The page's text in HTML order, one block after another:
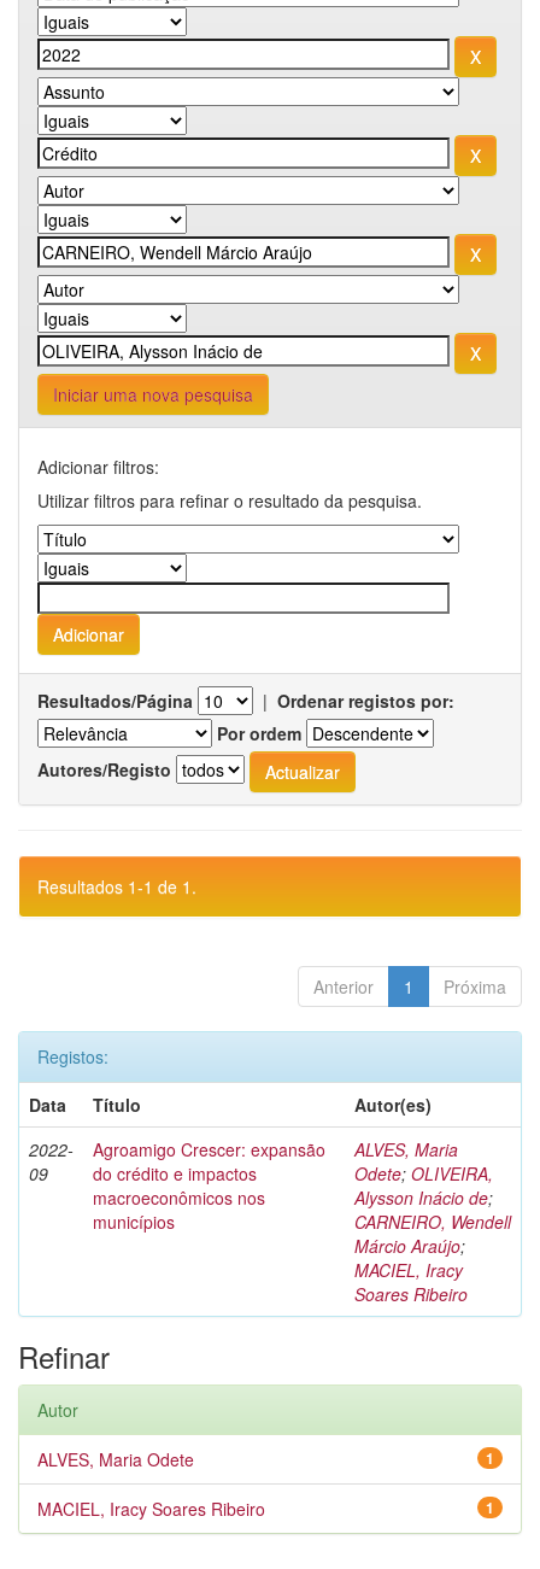
Iniciar uma nova pesquisa
Adicionar filtros:
Utilizar filtros para refinar o resultado da pesquisa.
Resultados/Página | Ordenar registos por:
Por ordem
Autores/Registo
Resultados 1-1 de 1.
Anterior 1 Próxima
Registos:
Data
Título
Autor(es)
2022-
09
Agroamigo Crescer: expansão
do crédito e impactos
macroeconômicos nos
municípios
ALVES, Maria
Odete; OLIVEIRA,
Alysson Inácio de;
CARNEIRO, Wendell
Márcio Araújo;
MACIEL, Iracy
Soares Ribeiro
Refinar
Autor
1
ALVES, Maria Odete
1
MACIEL, Iracy Soares Ribeiro